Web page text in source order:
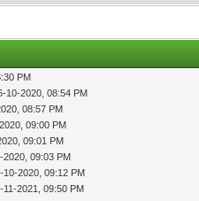
PM
10-2020, 08:54 PM
08:57 PM
09:00 PM
09:01 PM
2020, 09:03 PM
10-2020, 09:12 PM
11-2021, 09:50 PM